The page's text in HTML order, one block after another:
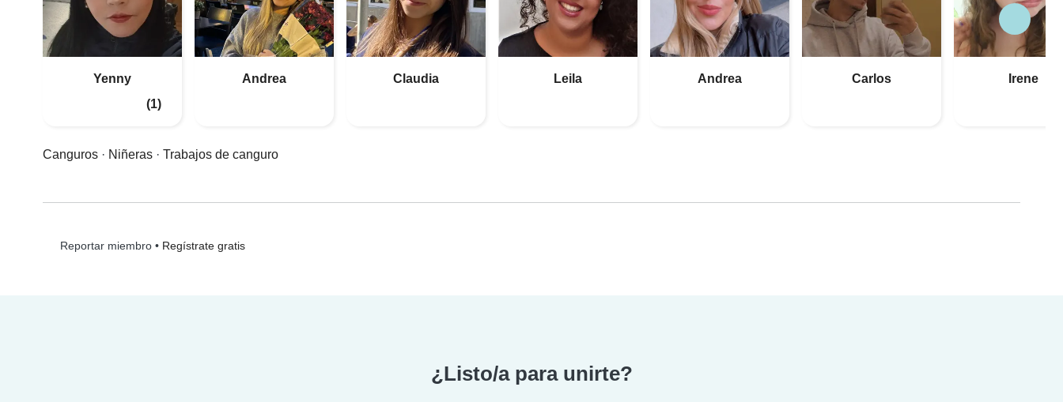
Yenny
(1)
Andrea Claudia Leila Andrea Carlos Irene
Canguros · Niñeras · Trabajos de canguro
Reportar miembro• Regístrate gratis
¿Listo/a para unirte?